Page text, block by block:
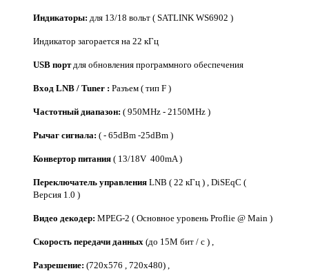
Индикаторы: для 13/18 вольт ( SATLINK WS6902 )
Индикатор загорается на 22 кГц
USB портдля обновления программного обеспечения
Вход LNB / Tuner : Разъем ( тип F )
Частотный диапазон: ( 950MHz - 2150MHz )
Рычаг сигнала: ( - 65dBm -25dBm )
Конвертор питания ( 13/18V 400mA )
Переключатель управления LNB ( 22 кГц ) , DiSEqC (
Версия 1.0 )
Видео декодер: MPEG-2 ( Основное уровень Proflie @ Main )
Скорость передачи данных (до 15М бит / с ) ,
Разрешение: (720x576 , 720x480) ,